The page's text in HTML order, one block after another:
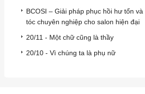
BCOSI – Giải pháp phục hồi hư tổn
tóc chuyên nghiệp cho salon hiện đại
20/11 - Một chữ cũng là thầy
20/10 - Vì chúng ta là phụ nữ